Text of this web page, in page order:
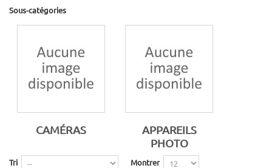
Sous-catégories
CAMÉRAS
APPAREILS
PHOTO
Tri
Montrer